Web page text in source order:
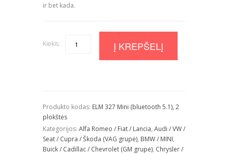
ir bet kada.
Kiekis: Quantity Į KREPŠELĮ
Produkto kodas: ELM 327 Mini (bluetooth 5.1), 2
plokštės
Kategorijos: Alfa Romeo / Fiat / Lancia, Audi / VW /
Seat / Cupra / Škoda (VAG grupė), BMW / MINI,
Buick / Cadillac / Chevrolet (GM grupė), Chrysler /